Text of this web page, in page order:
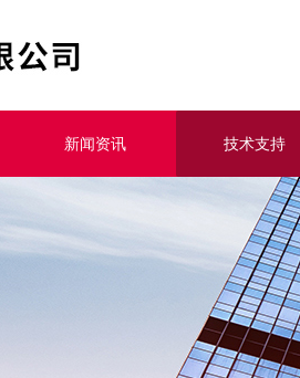
新闻资讯 技术支持